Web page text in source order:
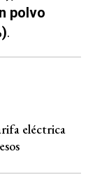
polvo
.
eléctrica